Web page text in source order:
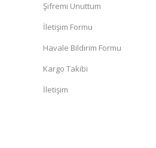
Şifremi Unuttum
İletişim Formu
Havale Bildirim Formu
Kargo Takibi
İletişim